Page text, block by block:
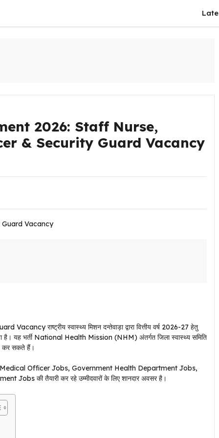
2026: Staff Nurse,
& Security Guard Vacancy
राष्ट्रीय स्वास्थ्य मिशन दन्तेवाड़ा द्वारा वित्तीय वर्ष 2026-27 हेतु
गया है। यह भर्ती National Health Mission (NHM) अंतर्गत जिला स्वास्थ्य समिति
कर सकते हैं।
Officer Jobs, Government Health Department Jobs,
की तैयारी कर रहे उम्मीदवारों के लिए शानदार अवसर है।